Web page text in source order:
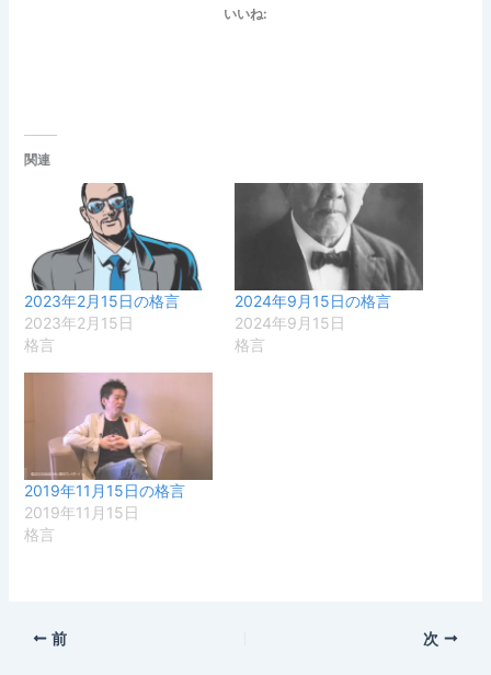
いいね:
関連
2023年2月15日の格言
2023年2月15日
格言
2024年9月15日の格言
2024年9月15日
格言
2019年11月15日の格言
2019年11月15日
格言
前 次